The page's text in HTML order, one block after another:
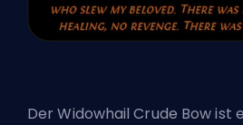
Der Widowhail Crude Bow ist